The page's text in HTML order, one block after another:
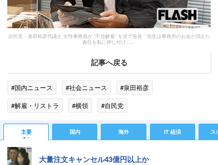
自民党・泉田裕彦代議士 女性事務員が “不当解雇” を涙で告発「先生は事務所のお金が消えた
責任を私に押し付け…」
記事へ戻る
#国内ニュース #社会ニュース
#泉田裕彦
#解雇・リストラ
#横領 #自民党
主要 国内 海外 IT 経済 ス
大量注文キャンセル43億円以上か